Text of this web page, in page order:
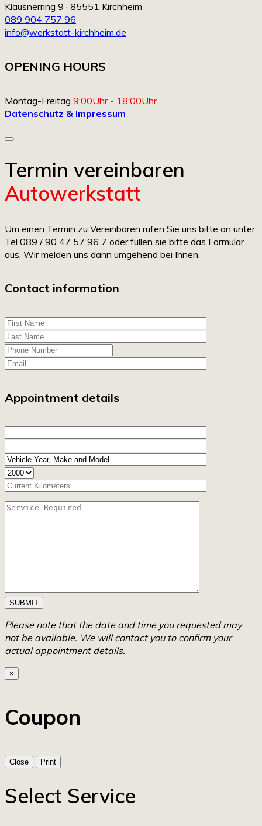
Klausnerring 9 · 85551 Kirchheim
089 904 757 96
info@werkstatt-kirchheim.de
OPENING HOURS
Montag-Freitag 9:00Uhr - 18:00Uhr
Datenschutz & Impressum
Termin vereinbaren
Autowerkstatt
Um einen Termin zu Vereinbaren rufen Sie uns bitte an unter
Tel 089 / 90 47 57 96 7 oder füllen sie bitte das Formular
aus. Wir melden uns dann umgehend bei Ihnen.
Contact information
Appointment details
SUBMIT
Please note that the date and time you requested may
not be available. We will contact you to confirm your
actual appointment details.
×
Coupon
Close Print
Select Service